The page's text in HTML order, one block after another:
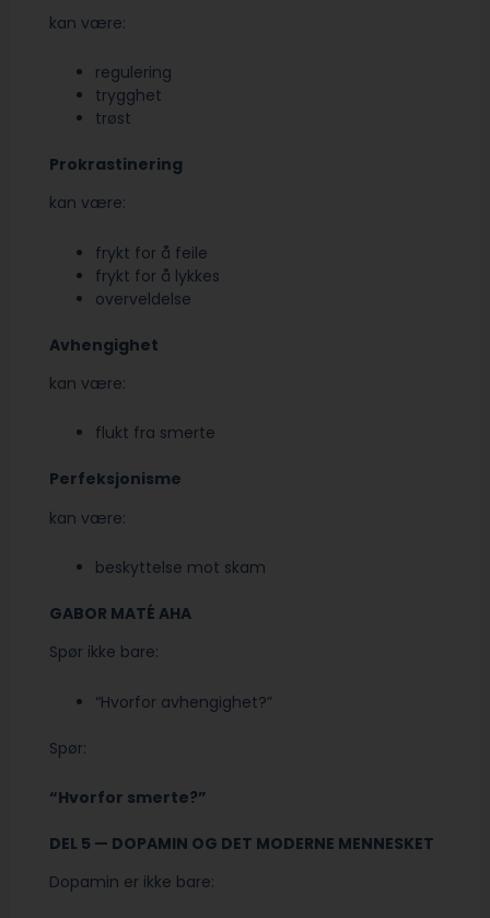
kan være:
regulering
trygghet
trøst
Prokrastinering
kan være:
frykt for å feile
frykt for å lykkes
overveldelse
Avhengighet
kan være:
flukt fra smerte
Perfeksjonisme
kan være:
beskyttelse mot skam
GABOR MATÉ AHA
Spør ikke bare:
“Hvorfor avhengighet?”
Spør:
“Hvorfor smerte?”
DEL 5 — DOPAMIN OG DET MODERNE MENNESKET
Dopamin er ikke bare: